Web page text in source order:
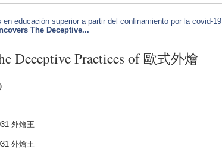
educación superior a partir del confinamiento por la covid-19
The Deceptive...
Deceptive Practices of 歐式外燴
外燴王
外燴王